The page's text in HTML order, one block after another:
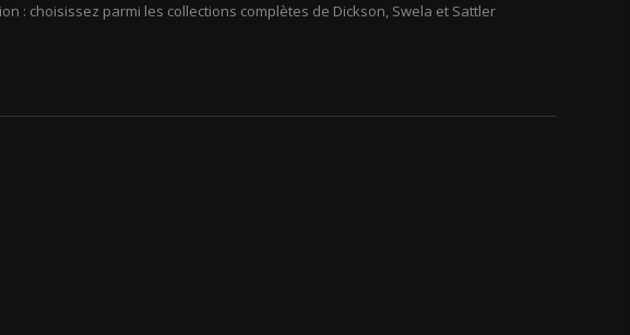
: choisissez parmi les collections complètes de Dickson, Swela et Sattler